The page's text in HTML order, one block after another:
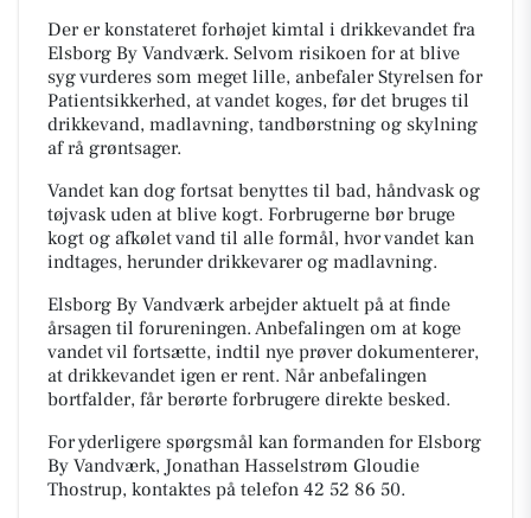
Der er konstateret forhøjet kimtal i drikkevandet fra
Elsborg By Vandværk. Selvom risikoen for at blive
syg vurderes som meget lille, anbefaler Styrelsen for
Patientsikkerhed, at vandet koges, før det bruges til
drikkevand, madlavning, tandbørstning og skylning
af rå grøntsager.
Vandet kan dog fortsat benyttes til bad, håndvask og
tøjvask uden at blive kogt. Forbrugerne bør bruge
kogt og afkølet vand til alle formål, hvor vandet kan
indtages, herunder drikkevarer og madlavning.
Elsborg By Vandværk arbejder aktuelt på at finde
årsagen til forureningen. Anbefalingen om at koge
vandet vil fortsætte, indtil nye prøver dokumenterer,
at drikkevandet igen er rent. Når anbefalingen
bortfalder, får berørte forbrugere direkte besked.
For yderligere spørgsmål kan formanden for Elsborg
By Vandværk, Jonathan Hasselstrøm Gloudie
Thostrup, kontaktes på telefon 42 52 86 50.